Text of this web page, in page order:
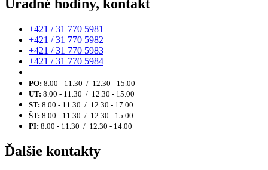
Úradné hodiny, kontakt
+421 / 31 770 5981
+421 / 31 770 5982
+421 / 31 770 5983
+421 / 31 770 5984
PO: 8.00 - 11.30 / 12.30 - 15.00
UT: 8.00 - 11.30 / 12.30 - 15.00
ST: 8.00 - 11.30 / 12.30 - 17.00
ŠT: 8.00 - 11.30 / 12.30 - 15.00
PI: 8.00 - 11.30 / 12.30 - 14.00
Ďalšie kontakty